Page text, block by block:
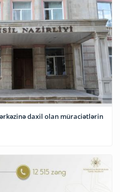
daxil olan müraciətlərin